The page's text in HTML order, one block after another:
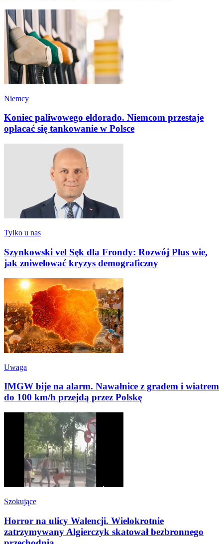
Niemcy
Koniec paliwowego eldorado. Niemcom przestaje
opłacać się tankowanie w Polsce
Tylko u nas
Szynkowski vel Sęk dla Frondy: Rozwój Plus wie,
jak zniwelować kryzys demograficzny
Uwaga
IMGW bije na alarm. Nawałnice z gradem i wiatrem
do 100 km/h przejdą przez Polskę
Szokujące
Horror na ulicy Walencji. Wielokrotnie
zatrzymywany Algierczyk skatował bezbronnego